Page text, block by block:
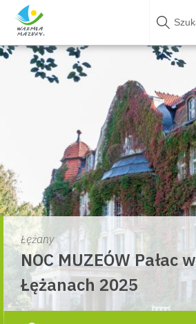
Skip
Łężany
NOC MUZEÓW Pałac w
Łężanach 2025